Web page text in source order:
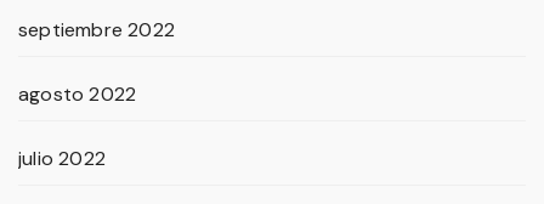
septiembre 2022
agosto 2022
julio 2022